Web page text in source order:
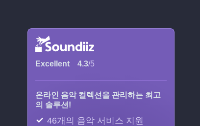
Excellent 4.3/5
온라인 음악 컬렉션을 관리하는 최고
의 솔루션!
46개의 음악 서비스 지원